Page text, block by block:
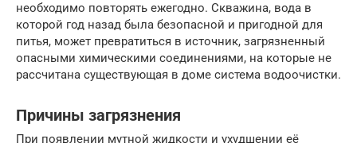
необходимо повторять ежегодно. Скважина, вода в
которой год назад была безопасной и пригодной для
питья, может превратиться в источник, загрязненный
опасными химическими соединениями, на которые не
рассчитана существующая в доме система водоочистки.
Причины загрязнения
При появлении мутной жидкости и ухудшении её